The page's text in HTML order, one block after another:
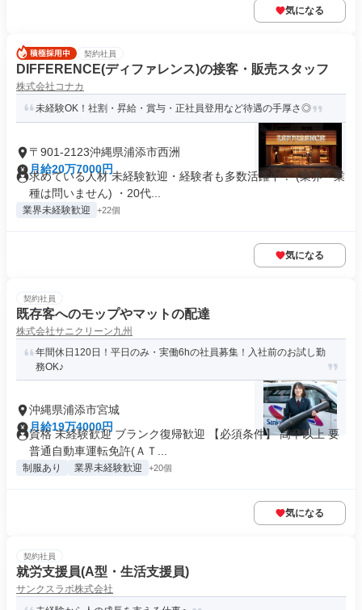
気になる
契約社員
DIFFERENCE(ディファレンス)の接客・販売スタッフ
株式会社コナカ
未経験OK！社割・昇給・賞与・正社員登用など待遇の手厚さ◎
〒901-2123沖縄県浦添市西洲
月給20万7000円
求めている人材 未経験歓迎・経験者も多数活躍中！ (業界・業
種は問いません) ・20代...
業界未経験歓迎 +22個
気になる
契約社員
既存客へのモップやマットの配達
株式会社サニクリーン九州
年間休日120日！平日のみ・実働6hの社員募集！入社前のお試し勤
務OK♪
沖縄県浦添市宮城
月給19万4000円
資格 未経験歓迎 ブランク復帰歓迎 【必須条件】 高卒以上 要
普通自動車運転免許(ＡＴ...
制服あり 業界未経験歓迎 +20個
気になる
契約社員
就労支援員(A型・生活支援員)
サンクスラボ株式会社